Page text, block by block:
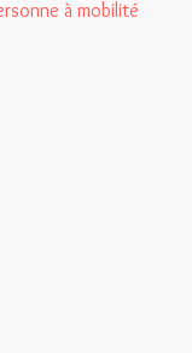
à mobilité